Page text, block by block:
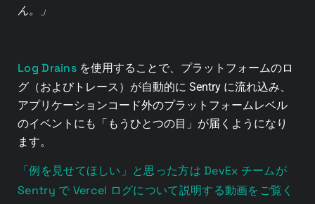
ん。」
Log Drains を使用することで、プラットフォームのロ
グ（およびトレース）が自動的に Sentry に流れ込み、
アプリケーションコード外のプラットフォームレベル
のイベントにも「もうひとつの目」が届くようになり
ます。
「例を見せてほしい」と思った方は DevEx チームが
Sentry で Vercel ログについて説明する動画をご覧く